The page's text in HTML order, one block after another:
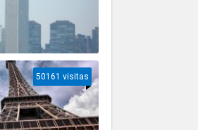
50161 visitas